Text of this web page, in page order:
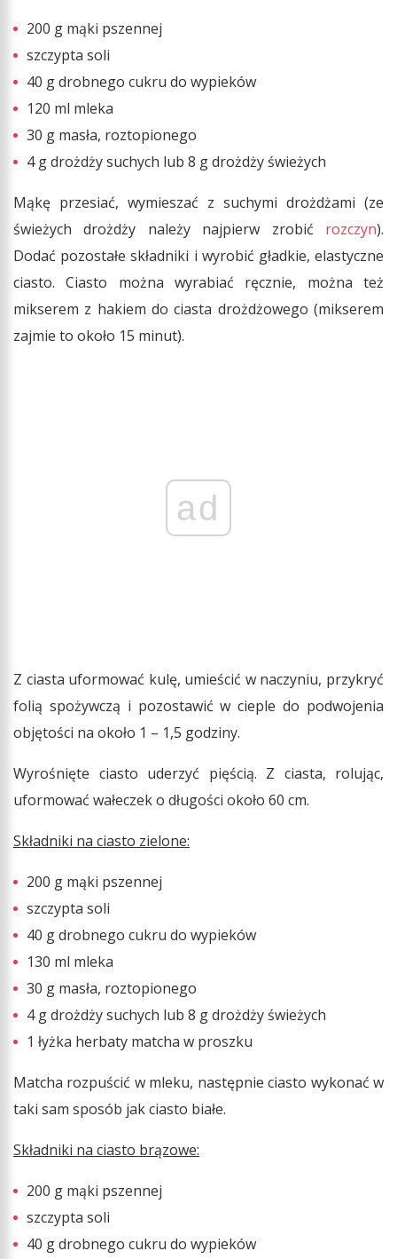
200 g mąki pszennej
szczypta soli
40 g drobnego cukru do wypieków
120 ml mleka
30 g masła, roztopionego
4 g drożdży suchych lub 8 g drożdży świeżych
Mąkę przesiać, wymieszać z suchymi drożdżami (ze
świeżych drożdży należy najpierw zrobić rozczyn).
Dodać pozostałe składniki i wyrobić gładkie, elastyczne
ciasto. Ciasto można wyrabiać ręcznie, można też
mikserem z hakiem do ciasta drożdżowego (mikserem
zajmie to około 15 minut).
ad
Z ciasta uformować kulę, umieścić w naczyniu, przykryć
folią spożywczą i pozostawić w cieple do podwojenia
objętości na około 1 – 1,5 godziny.
Wyrośnięte ciasto uderzyć pięścią. Z ciasta, rolując,
uformować wałeczek o długości około 60 cm.
Składniki na ciasto zielone:
200 g mąki pszennej
szczypta soli
40 g drobnego cukru do wypieków
130 ml mleka
30 g masła, roztopionego
4 g drożdży suchych lub 8 g drożdży świeżych
1 łyżka herbaty matcha w proszku
Matcha rozpuścić w mleku, następnie ciasto wykonać w
taki sam sposób jak ciasto białe.
Składniki na ciasto brązowe:
200 g mąki pszennej
szczypta soli
40 g drobnego cukru do wypieków